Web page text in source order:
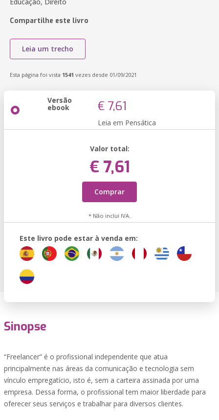
Compartilhe este livro
Leia um trecho
Esta página foi vista 1541 vezes desde 01/09/2021
Versão
ebook € 7,61
Leia em Pensática
Valor total:
€ 7,61
Comprar
* Não inclui IVA.
Este livro pode estar à venda em:
Sinopse
“Freelancer” é o profissional independente que atua
principalmente nas áreas da comunicação e tecnologia sem
vínculo empregatício, isto é, sem a carteira assinada por uma
empresa. Dessa forma, o profissional tem maior liberdade para
oferecer seus serviços e trabalhar para diversos clientes.